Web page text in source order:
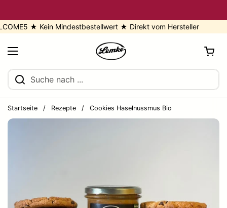
★ Kein Mindestbestellwert ★ Direkt vom Hersteller
Menü öffnen
Warenkorb
Startseite / Rezepte / Cookies Haselnussmus Bio